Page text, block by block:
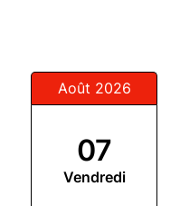
Août 2026
07
Vendredi